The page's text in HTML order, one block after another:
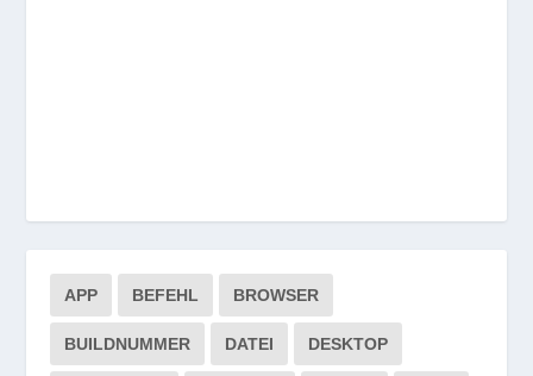
APP BEFEHL BROWSER
BUILDNUMMER DATEI DESKTOP